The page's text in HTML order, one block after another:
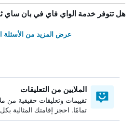
هل تتوفر خدمة الواي فاي في بان ساي
عرض المزيد من الأسئلة
الملايين من التعليقات
تقييمات وتعليقات حقيقية من
تمامًا. احجز إقامتك المثالية